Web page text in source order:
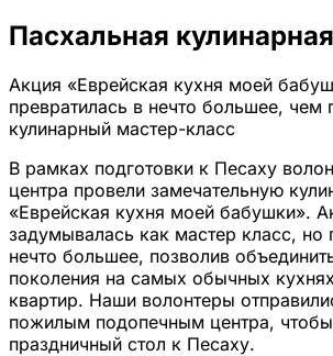
Пасхальная
Акция «Еврейская кухня моей
превратилась в нечто большее, чем
кулинарный мастер-класс
В рамках подготовки к Песаху
центра провели замечательную
«Еврейская кухня моей бабушки».
задумывалась как мастер класс, но
нечто большее, позволив
поколения на самых обычных
квартир. Наши волонтеры
пожилым подопечным центра,
праздничный стол к Песаху.